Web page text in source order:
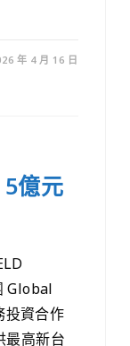
年 4 月 16 日
億元
Global
資合作
最高新台